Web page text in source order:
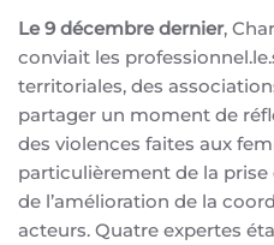
Le 9 décembre dernier,
conviait les
territoriales, des
partager un moment de
des violences faites aux
particulièrement de la
de l’amélioration de la
acteurs. Quatre expertes